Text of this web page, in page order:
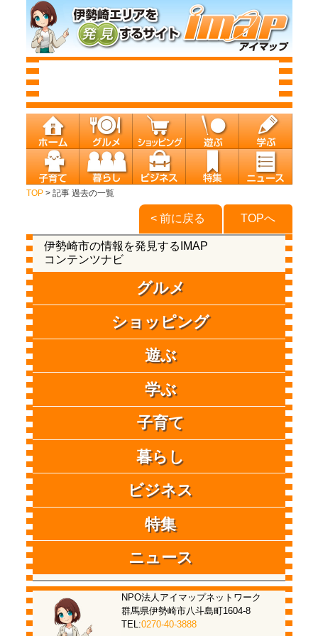
TOP> 記事 過去の一覧
TOPへ
< 前に戻る
伊勢崎市の情報を発見するIMAP
コンテンツナビ
グルメ
ショッピング
遊ぶ
学ぶ
子育て
暮らし
ビジネス
特集
ニュース
NPO法人アイマップネットワーク
群馬県伊勢崎市八斗島町1604-8
TEL:0270-40-3888